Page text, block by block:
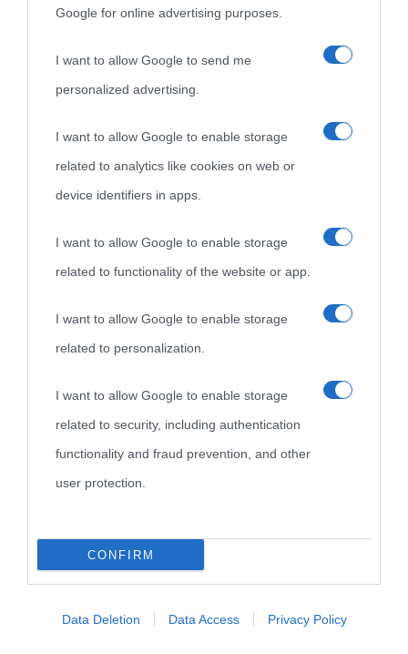
Google for online advertising purposes.
I want to allow Google to send me
personalized advertising.
I want to allow Google to enable storage
related to analytics like cookies on web or
device identifiers in apps.
I want to allow Google to enable storage
related to functionality of the website or app.
I want to allow Google to enable storage
related to personalization.
I want to allow Google to enable storage
related to security, including authentication
functionality and fraud prevention, and other
user protection.
CONFIRM
Data Deletion Data Access Privacy Policy